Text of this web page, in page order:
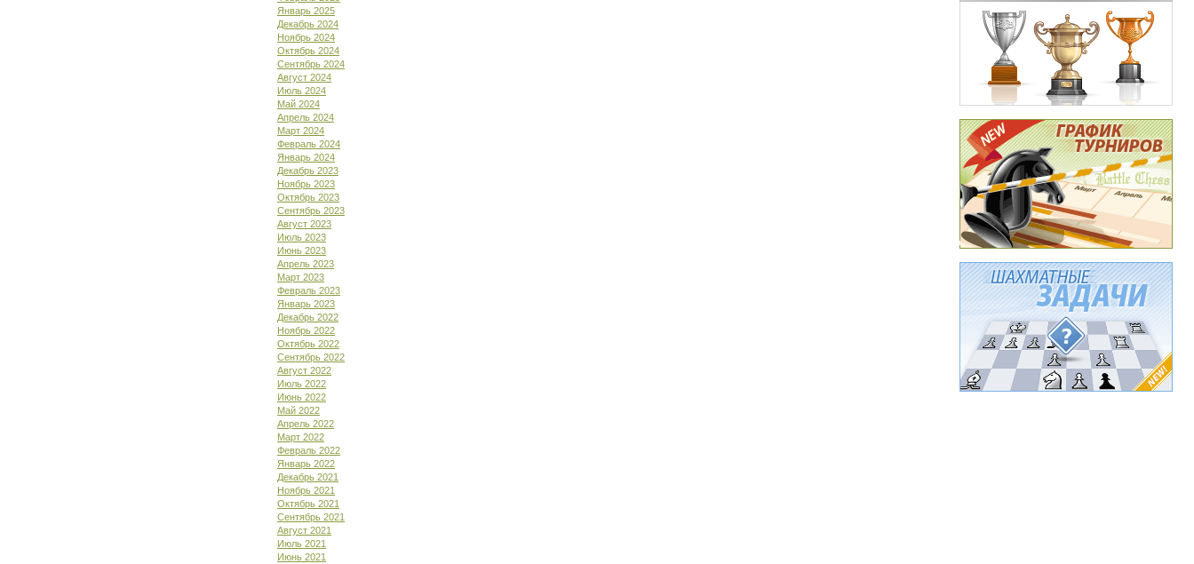
Январь 2025
Декабрь 2024
Ноябрь 2024
Октябрь 2024
Сентябрь 2024
Август 2024
Июль 2024
Май 2024
Апрель 2024
Март 2024
Февраль 2024
Январь 2024
Декабрь 2023
Ноябрь 2023
Октябрь 2023
Сентябрь 2023
Август 2023
Июль 2023
Июнь 2023
Апрель 2023
Март 2023
Февраль 2023
Январь 2023
Декабрь 2022
Ноябрь 2022
Октябрь 2022
Сентябрь 2022
Август 2022
Июль 2022
Июнь 2022
Май 2022
Апрель 2022
Март 2022
Февраль 2022
Январь 2022
Декабрь 2021
Ноябрь 2021
Октябрь 2021
Сентябрь 2021
Август 2021
Июль 2021
Июнь 2021